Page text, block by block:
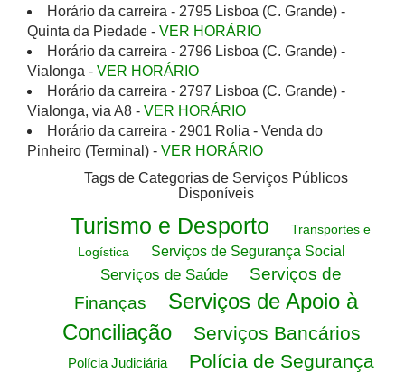
Horário da carreira - 2795 Lisboa (C. Grande) -
Quinta da Piedade - VER HORÁRIO
Horário da carreira - 2796 Lisboa (C. Grande) -
Vialonga - VER HORÁRIO
Horário da carreira - 2797 Lisboa (C. Grande) -
Vialonga, via A8 - VER HORÁRIO
Horário da carreira - 2901 Rolia - Venda do
Pinheiro (Terminal) - VER HORÁRIO
Tags de Categorias de Serviços Públicos
Disponíveis
Turismo e Desporto
Transportes e
Logística
Serviços de Segurança Social
Serviços de Saúde
Serviços de
Finanças
Serviços de Apoio à
Conciliação
Serviços Bancários
Polícia Judiciária
Polícia de Segurança